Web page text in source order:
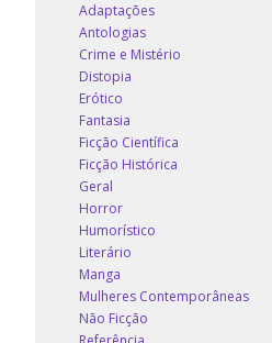
Adaptações
Antologias
Crime e Mistério
Distopia
Erótico
Fantasia
Ficção Científica
Ficção Histórica
Geral
Horror
Humorístico
Literário
Manga
Mulheres Contemporâneas
Não Ficção